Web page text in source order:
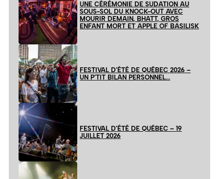
UNE CÉRÉMONIE DE SUDATION AU
SOUS-SOL DU KNOCK-OUT AVEC
MOURIR DEMAIN, BHATT, GROS
ENFANT MORT ET APPLE OF BASILISK
FESTIVAL D’ÉTÉ DE QUÉBEC 2026 –
UN P’TIT BILAN PERSONNEL…
FESTIVAL D’ÉTÉ DE QUÉBEC – 19
JUILLET 2026